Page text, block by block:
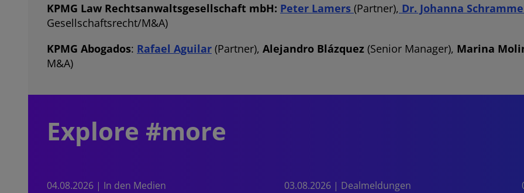
KPMG Law Rechtsanwaltsgesellschaft mbH: Peter Lamers (Partner), Dr. Johanna
Gesellschaftsrecht/M&A)
KPMG Abogados: Rafael Aguilar (Partner), Alejandro Blázquez (Senior Manager), Marina
M&A)
Explore #more
04.08.2026 | In den Medien 03.08.2026 | Dealmeldungen